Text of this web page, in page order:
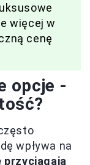
więcej w
cenę
opcje -
wpływa na
przyciągają